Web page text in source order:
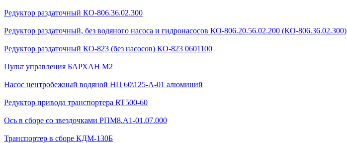
Редуктор раздаточный КО-806.36.02.300
Редуктор раздаточный, без водяного насоса и гидронасосов КО-806.20.56.02.200 (КО-806.36.02.300)
Редуктор раздаточный КО-823 (без насосов) КО-823 0601100
Пульт управления БАРХАН М2
Насос центробежный водяной НЦ 60\125-А-01 алюминий
Редуктор привода транспортера RT500-60
Ось в сборе со звездочками РПМ8.А1-01.07.000
Транспортер в сборе КДМ-130Б